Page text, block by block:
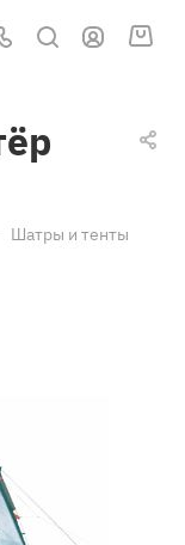
Шатры и тенты